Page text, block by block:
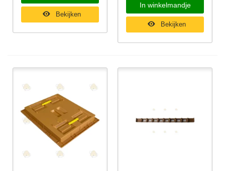
Bekijken
In winkelmandje
Bekijken